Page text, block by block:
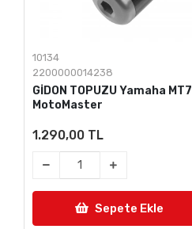
10134
2200000014238
GİDON TOPUZU Yamaha MT7
MotoMaster
1.290,00 TL
Sepete Ekle